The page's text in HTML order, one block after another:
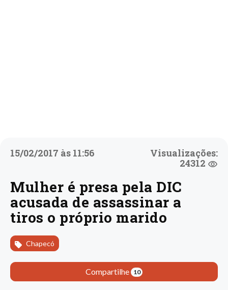
15/02/2017 às 11:56
Visualizações:
24312
Mulher é presa pela DIC
acusada de assassinar a
tiros o próprio marido
Chapecó
Compartilhe 10